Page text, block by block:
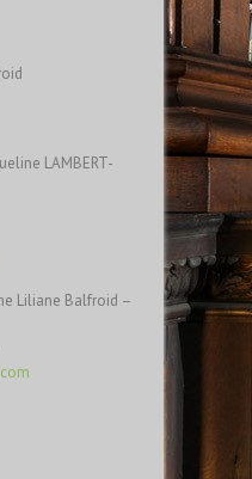
LAMBERT-
Liliane Balfroid –